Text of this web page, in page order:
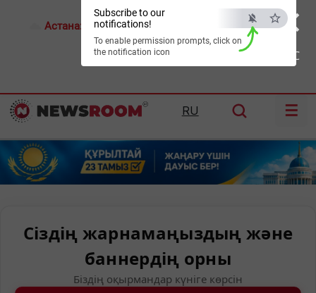
×
ESC
Subscribe to our
notifications!
To enable permission prompts, click on
the notification icon
Астана: 28°C Алматы: Шымкент:37°C
RU ☰
Сіздің жарнамаңыздың және
баннердің орны
Біздің оқырмандар күніге көрсін